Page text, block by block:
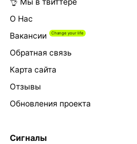
👌 Мы в твиттере
О Нас
Вакансии
Обратная связь
Карта сайта
Отзывы
Обновления проекта
Сигналы